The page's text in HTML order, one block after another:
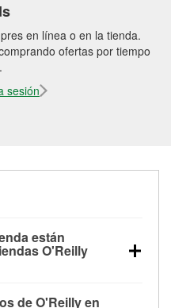
en línea o en la tienda.
ofertas por tiempo
sesión
están
O'Reilly
de O'Reilly en